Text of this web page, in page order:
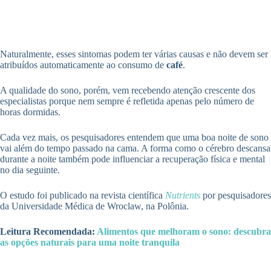
Naturalmente, esses sintomas podem ter várias causas e não devem ser
atribuídos automaticamente ao consumo de café.
A qualidade do sono, porém, vem recebendo atenção crescente dos
especialistas porque nem sempre é refletida apenas pelo número de
horas dormidas.
Cada vez mais, os pesquisadores entendem que uma boa noite de sono
vai além do tempo passado na cama. A forma como o cérebro descansa
durante a noite também pode influenciar a recuperação física e mental
no dia seguinte.
O estudo foi publicado na revista científica Nutrients por pesquisadores
da Universidade Médica de Wroclaw, na Polônia.
Leitura Recomendada: Alimentos que melhoram o sono: descubra
as opções naturais para uma noite tranquila